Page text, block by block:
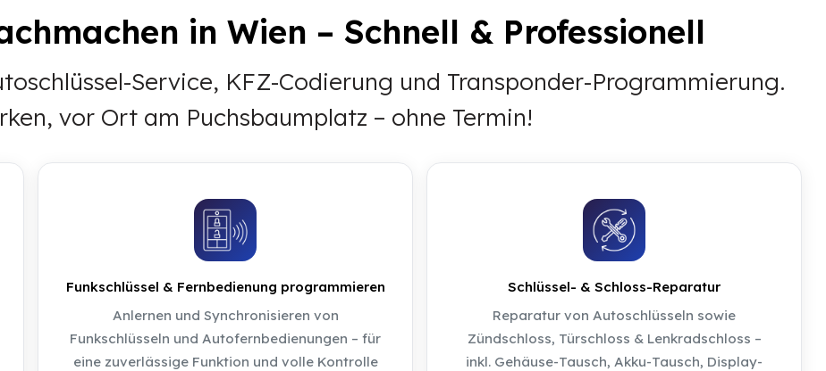
in Wien – Schnell & Professionell
Service, KFZ-Codierung und Transponder-Programmierung.
vor Ort am Puchsbaumplatz – ohne Termin!
Funkschlüssel & Fernbedienung programmieren
Anlernen und Synchronisieren von
Funkschlüsseln und Autofernbedienungen – für
eine zuverlässige Funktion und volle Kontrolle
Schlüssel- & Schloss-Reparatur
Reparatur von Autoschlüsseln sowie
Zündschloss, Türschloss & Lenkradschloss –
inkl. Gehäuse-Tausch, Akku-Tausch, Display-